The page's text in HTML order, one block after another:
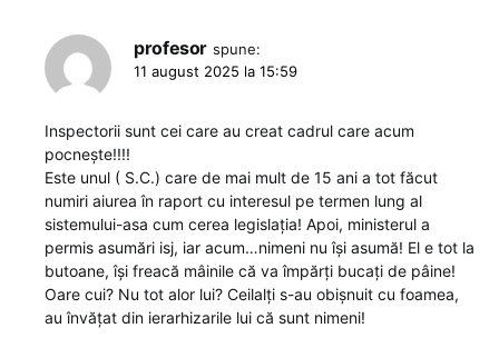
profesor spune:
11 august 2025 la 15:59
Inspectorii sunt cei care au creat cadrul care acum
pocnește!!!!
Este unul ( S.C.) care de mai mult de 15 ani a tot făcut
numiri aiurea în raport cu interesul pe termen lung al
sistemului-asa cum cerea legislația! Apoi, ministerul a
permis asumări isj, iar acum…nimeni nu își asumă! El e tot la
butoane, își freacă mâinile că va împărți bucați de pâine!
Oare cui? Nu tot alor lui? Ceilalți s-au obișnuit cu foamea,
au învățat din ierarhizarile lui că sunt nimeni!